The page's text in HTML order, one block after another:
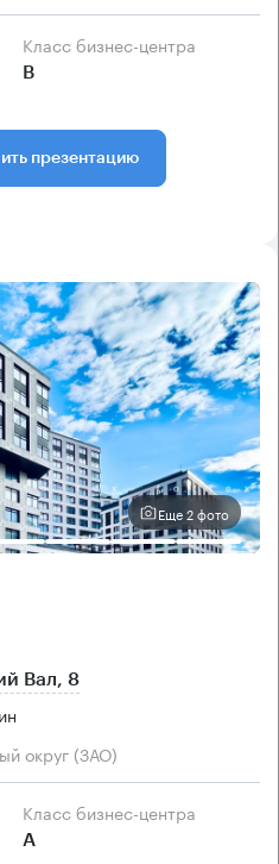
Класс бизнес-центра
B
презентацию
Еще 2 фото
Вал, 8
округ (ЗАО)
Класс бизнес-центра
А